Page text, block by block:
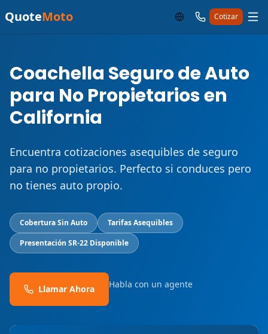
QuoteMoto Cotizar
Coachella Seguro de Auto
para No Propietarios en
California
Encuentra cotizaciones asequibles de seguro
para no propietarios. Perfecto si conduces pero
no tienes auto propio.
Cobertura Sin Auto
Tarifas Asequibles
Presentación SR-22 Disponible
Llamar Ahora Habla con un agente